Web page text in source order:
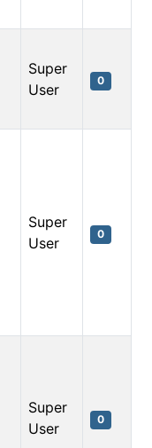
Super
User
0
Super
User
0
Super
User
0